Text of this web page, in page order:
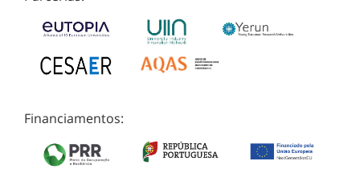
Financiamentos: